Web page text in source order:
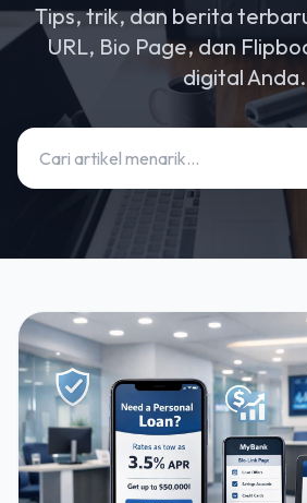
Tips, trik, dan berita
URL, Bio Page, dan
digital Anda.